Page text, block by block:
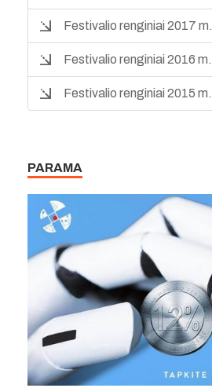
Festivalio renginiai 2017 m.
Festivalio renginiai 2016 m.
Festivalio renginiai 2015 m.
PARAMA